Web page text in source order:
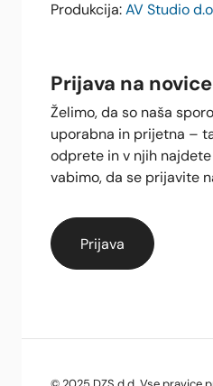
Produkcija: AV Studio
Prijava na novice
Želimo, da so naša
uporabna in prijetna –
odprete in v njih najdete
vabimo, da se prijavite